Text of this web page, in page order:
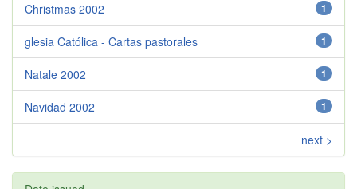
1
Christmas 2002
1
glesia Católica - Cartas pastorales
1
Natale 2002
1
Navidad 2002
next >